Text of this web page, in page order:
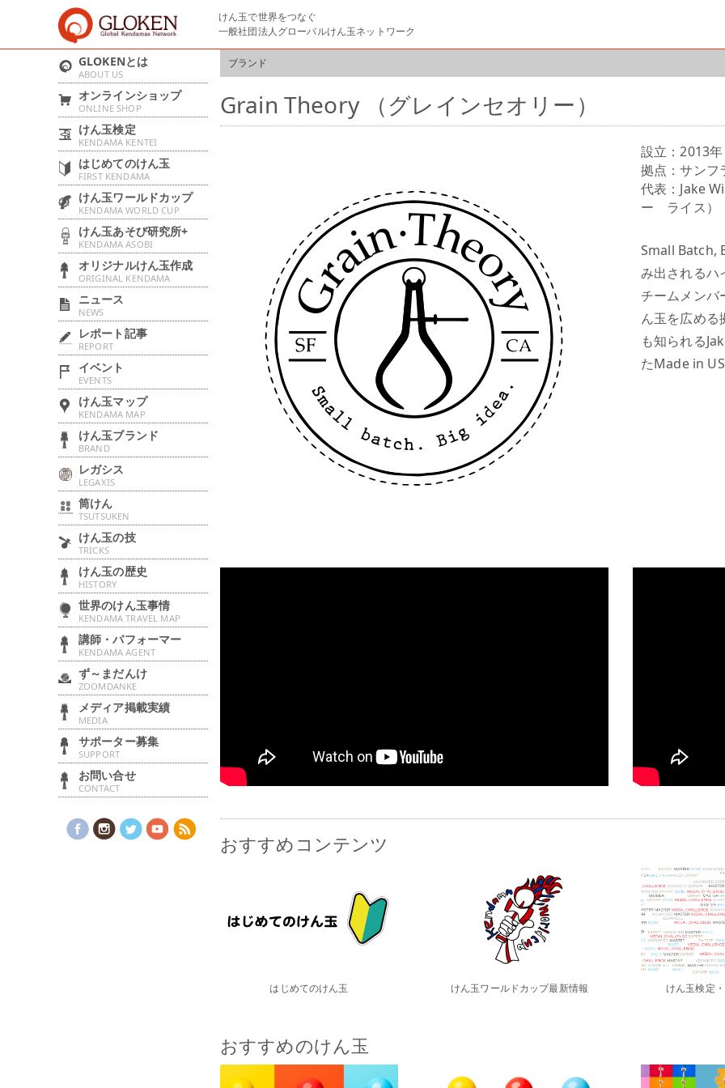
けん玉で世界をつなぐ
一般社団法人グローバルけん玉ネットワーク
ブランド
Grain Theory （グレインセオリー）
設立：2013年
拠点：サンフ
代表：Jake
ー ライス）
Small Batch,
み出されるハ
チームメンバ
ん玉を広め
も知られる
たMade in
おすすめコンテンツ
はじめてのけん玉 けん玉ワールドカップ最新情報 けん玉検定
おすすめのけん玉
GLOKENとは
ABOUT US
オンラインショップ
ONLINE SHOP
けん玉検定
KENDAMA KENTEI
はじめてのけん玉
FIRST KENDAMA
けん玉ワールドカップ
KENDAMA WORLD CUP
けん玉あそび研究所+
KENDAMA ASOBI
オリジナルけん玉作成
ORIGINAL KENDAMA
ニュース
NEWS
レポート記事
REPORT
イベント
EVENTS
けん玉マップ
KENDAMA MAP
けん玉ブランド
BRAND
レガシス
LEGAXIS
筒けん
TSUTSUKEN
けん玉の技
TRICKS
けん玉の歴史
HISTORY
世界のけん玉事情
KENDAMA TRAVEL MAP
講師・パフォーマー
KENDAMA AGENT
ず～まだんけ
ZOOMDANKE
メディア掲載実績
MEDIA
サポーター募集
SUPPORT
お問い合せ
CONTACT